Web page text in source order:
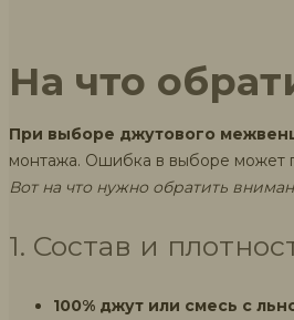
На что
При выборе джутового
монтажа. Ошибка в выборе может
Вот на что нужно обратить
1. Состав и
100% джут или смесь с